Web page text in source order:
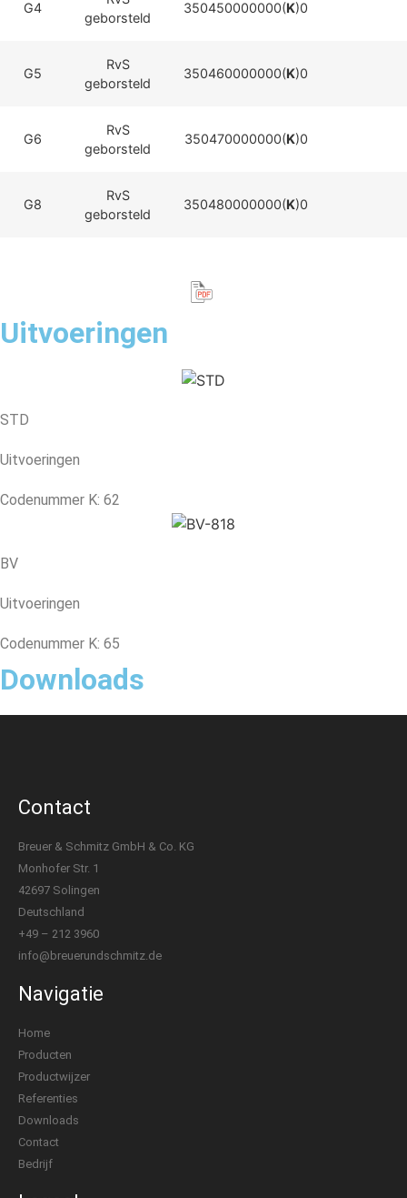
G4
geborsteld
350450000000(K)0
G5
RvS
geborsteld
350460000000(K)0
G6
RvS
geborsteld
350470000000(K)0
G8
RvS
geborsteld
350480000000(K)0
Uitvoeringen
STD
Uitvoeringen
Codenummer K: 62
BV
Uitvoeringen
Codenummer K: 65
Downloads
Contact
Breuer & Schmitz GmbH & Co. KG
Monhofer Str. 1
42697 Solingen
Deutschland
+49 – 212 3960
info@breuerundschmitz.de
Navigatie
Home
Producten
Productwijzer
Referenties
Downloads
Contact
Bedrijf